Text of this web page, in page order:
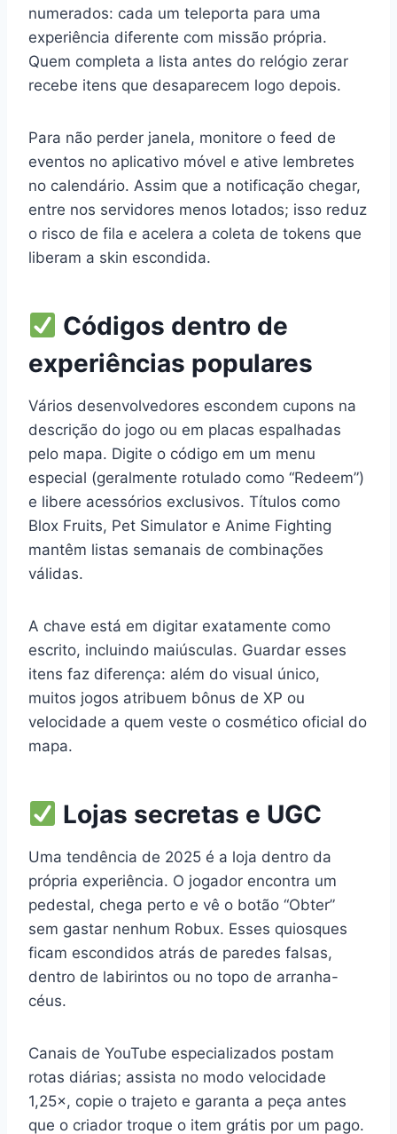
numerados: cada um teleporta para uma
experiência diferente com missão própria.
Quem completa a lista antes do relógio zerar
recebe itens que desaparecem logo depois.
Para não perder janela, monitore o feed de
eventos no aplicativo móvel e ative lembretes
no calendário. Assim que a notificação chegar,
entre nos servidores menos lotados; isso reduz
o risco de fila e acelera a coleta de tokens que
liberam a skin escondida.
Códigos dentro de
experiências populares
Vários desenvolvedores escondem cupons na
descrição do jogo ou em placas espalhadas
pelo mapa. Digite o código em um menu
especial (geralmente rotulado como “Redeem”)
e libere acessórios exclusivos. Títulos como
Blox Fruits, Pet Simulator e Anime Fighting
mantêm listas semanais de combinações
válidas.
A chave está em digitar exatamente como
escrito, incluindo maiúsculas. Guardar esses
itens faz diferença: além do visual único,
muitos jogos atribuem bônus de XP ou
velocidade a quem veste o cosmético oficial do
mapa.
Lojas secretas e UGC
Uma tendência de 2025 é a loja dentro da
própria experiência. O jogador encontra um
pedestal, chega perto e vê o botão “Obter”
sem gastar nenhum Robux. Esses quiosques
ficam escondidos atrás de paredes falsas,
dentro de labirintos ou no topo de arranha-
céus.
Canais de YouTube especializados postam
rotas diárias; assista no modo velocidade
1,25×, copie o trajeto e garanta a peça antes
que o criador troque o item grátis por um pago.